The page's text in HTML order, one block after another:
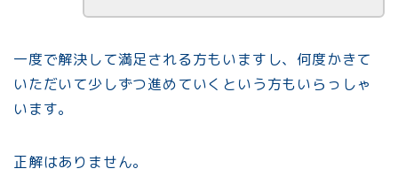
一度で解決して満足される方もいますし、何度かきて
いただいて少しずつ進めていくという方もいらっしゃ
います。
正解はありません。